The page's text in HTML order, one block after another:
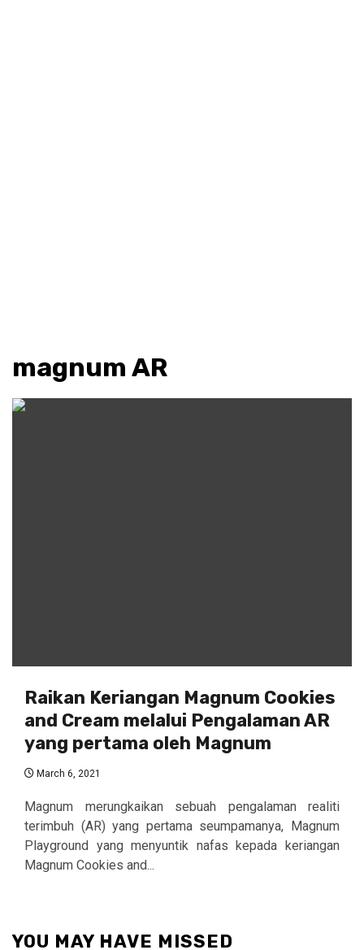
magnum AR
Raikan Keriangan Magnum Cookies
and Cream melalui Pengalaman AR
yang pertama oleh Magnum
March 6, 2021
Magnum merungkaikan sebuah pengalaman realiti
terimbuh (AR) yang pertama seumpamanya, Magnum
Playground yang menyuntik nafas kepada keriangan
Magnum Cookies and...
YOU MAY HAVE MISSED